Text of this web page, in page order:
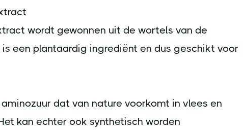
wordt gewonnen uit de wortels van de
een plantaardig ingrediënt en dus geschikt voor
dat van nature voorkomt in vlees en
kan echter ook synthetisch worden